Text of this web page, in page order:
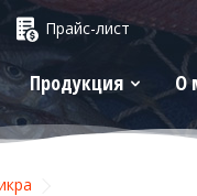
Прайс-лист
Продукция О